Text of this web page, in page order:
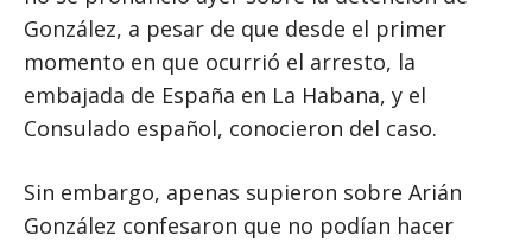
González, a pesar de que desde el primer
momento en que ocurrió el arresto, la
embajada de España en La Habana, y el
Consulado español, conocieron del caso.
Sin embargo, apenas supieron sobre Arián
González confesaron que no podían hacer